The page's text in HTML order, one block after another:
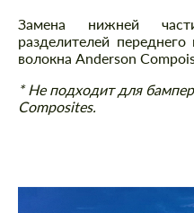
Описание
Замена нижней
разделителей
волокна Anderson
* Не подходит для
Composites.